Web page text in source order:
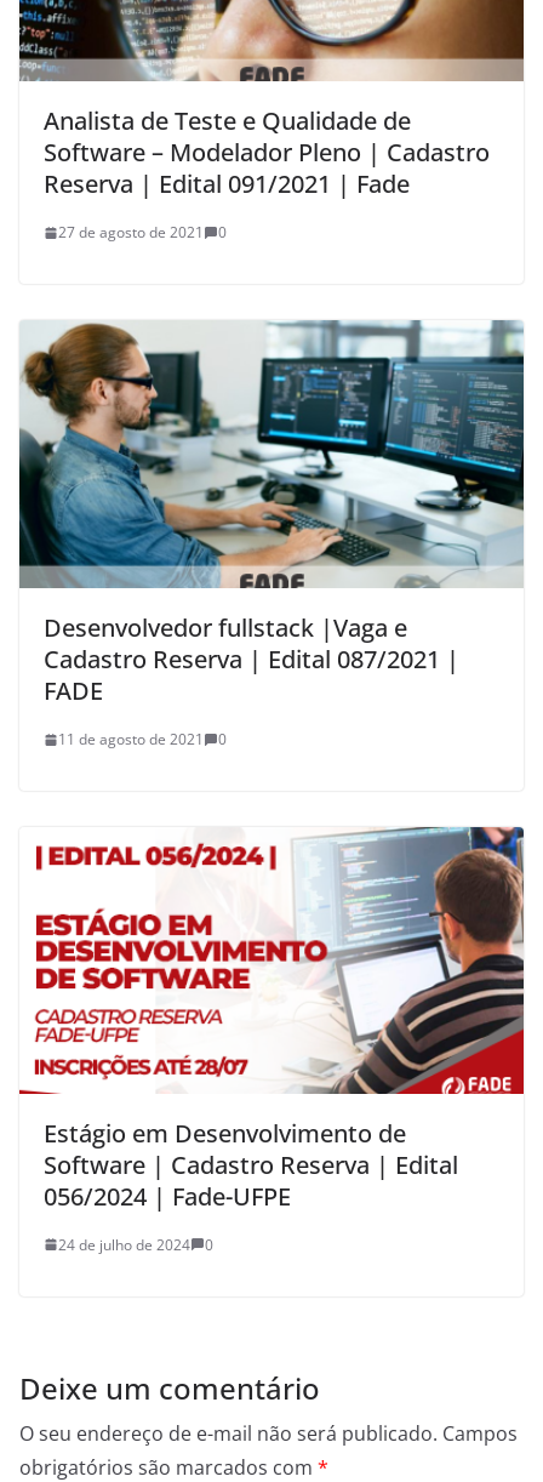
Analista de Teste e Qualidade de
Software – Modelador Pleno | Cadastro
Reserva | Edital 091/2021 | Fade
27 de agosto de 2021 0
Desenvolvedor fullstack |Vaga e
Cadastro Reserva | Edital 087/2021 |
FADE
11 de agosto de 2021 0
Estágio em Desenvolvimento de
Software | Cadastro Reserva | Edital
056/2024 | Fade-UFPE
24 de julho de 2024 0
Deixe um comentário
O seu endereço de e-mail não será publicado. Campos
obrigatórios são marcados com *